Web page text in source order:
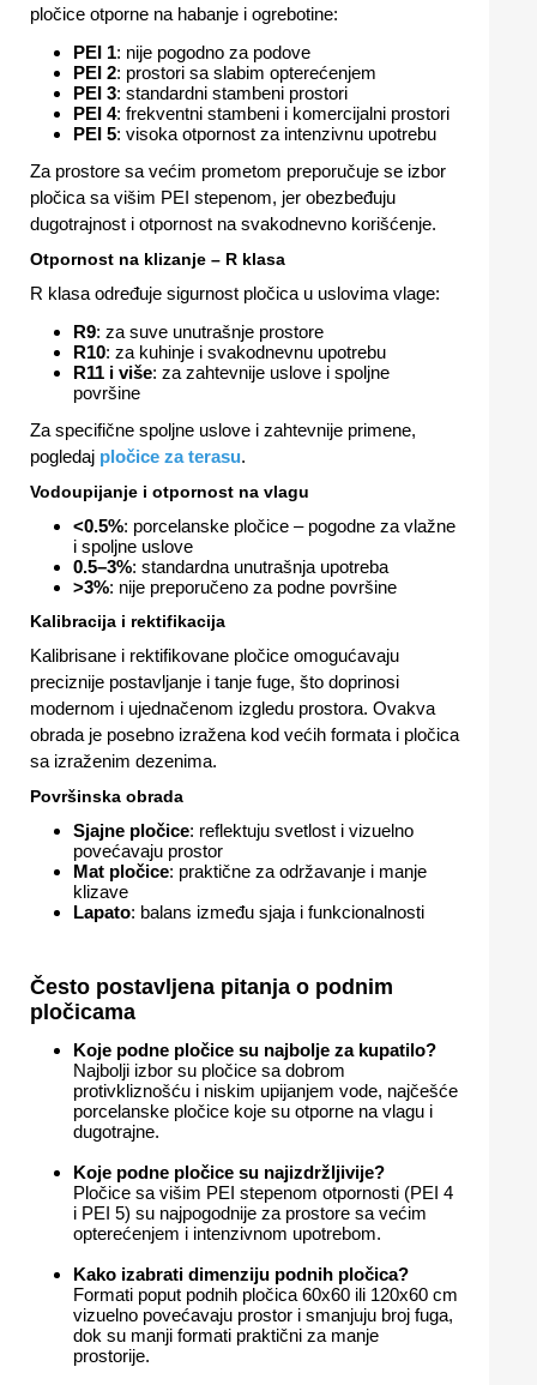
pločice otporne na habanje i ogrebotine:
PEI 1: nije pogodno za podove
PEI 2: prostori sa slabim opterećenjem
PEI 3: standardni stambeni prostori
PEI 4: frekventni stambeni i komercijalni prostori
PEI 5: visoka otpornost za intenzivnu upotrebu
Za prostore sa većim prometom preporučuje se izbor
pločica sa višim PEI stepenom, jer obezbeđuju
dugotrajnost i otpornost na svakodnevno korišćenje.
Otpornost na klizanje – R klasa
R klasa određuje sigurnost pločica u uslovima vlage:
R9: za suve unutrašnje prostore
R10: za kuhinje i svakodnevnu upotrebu
R11 i više: za zahtevnije uslove i spoljne
površine
Za specifične spoljne uslove i zahtevnije primene,
pogledaj pločice za terasu.
Vodoupijanje i otpornost na vlagu
<0.5%: porcelanske pločice – pogodne za vlažne
i spoljne uslove
0.5–3%: standardna unutrašnja upotreba
>3%: nije preporučeno za podne površine
Kalibracija i rektifikacija
Kalibrisane i rektifikovane pločice omogućavaju
preciznije postavljanje i tanje fuge, što doprinosi
modernom i ujednačenom izgledu prostora. Ovakva
obrada je posebno izražena kod većih formata i pločica
sa izraženim dezenima.
Površinska obrada
Sjajne pločice: reflektuju svetlost i vizuelno
povećavaju prostor
Mat pločice: praktične za održavanje i manje
klizave
Lapato: balans između sjaja i funkcionalnosti
Često postavljena pitanja o podnim
pločicama
Koje podne pločice su najbolje za kupatilo?
Najbolji izbor su pločice sa dobrom
protivkliznošću i niskim upijanjem vode, najčešće
porcelanske pločice koje su otporne na vlagu i
dugotrajne.
Koje podne pločice su najizdržljivije?
Pločice sa višim PEI stepenom otpornosti (PEI 4
i PEI 5) su najpogodnije za prostore sa većim
opterećenjem i intenzivnom upotrebom.
Kako izabrati dimenziju podnih pločica?
Formati poput podnih pločica 60x60 ili 120x60 cm
vizuelno povećavaju prostor i smanjuju broj fuga,
dok su manji formati praktični za manje
prostorije.